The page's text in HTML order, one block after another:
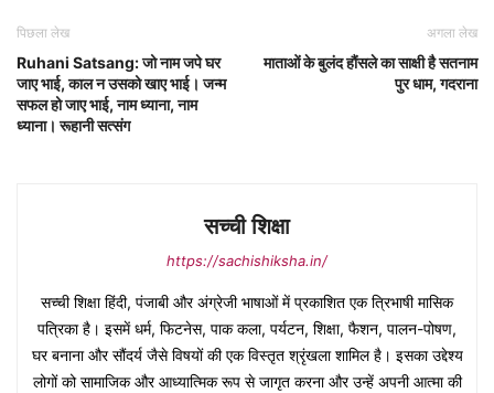
पिछला लेख
Ruhani Satsang: जो नाम जपे घर
जाए भाई, काल न उसको खाए भाई। जन्म
सफल हो जाए भाई, नाम ध्याना, नाम
ध्याना। रूहानी सत्संग
अगला लेख
माताओं के बुलंद हौंसले का साक्षी है सतनाम
पुर धाम, गदराना
सच्ची शिक्षा
https://sachishiksha.in/
सच्ची शिक्षा हिंदी, पंजाबी और अंग्रेजी भाषाओं में प्रकाशित एक त्रिभाषी मासिक
पत्रिका है। इसमें धर्म, फिटनेस, पाक कला, पर्यटन, शिक्षा, फैशन, पालन-पोषण,
घर बनाना और सौंदर्य जैसे विषयों की एक विस्तृत श्रृंखला शामिल है। इसका उद्देश्य
लोगों को सामाजिक और आध्यात्मिक रूप से जागृत करना और उन्हें अपनी आत्मा की